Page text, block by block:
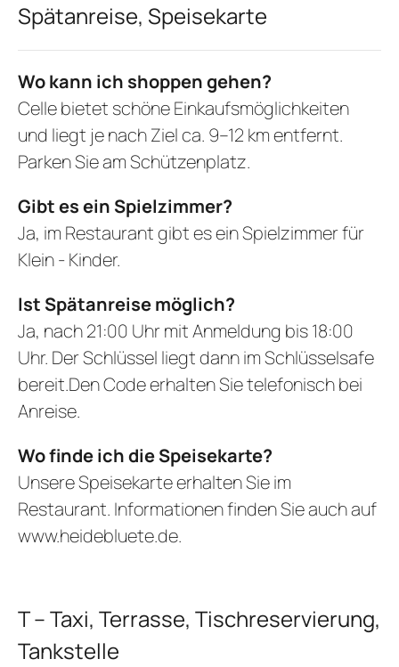
Spätanreise, Speisekarte
Wo kann ich shoppen gehen?
Celle bietet schöne Einkaufsmöglichkeiten
und liegt je nach Ziel ca. 9–12 km entfernt.
Parken Sie am Schützenplatz.
Gibt es ein Spielzimmer?
Ja, im Restaurant gibt es ein Spielzimmer für
Klein - Kinder.
Ist Spätanreise möglich?
Ja, nach 21:00 Uhr mit Anmeldung bis 18:00
Uhr. Der Schlüssel liegt dann im Schlüsselsafe
bereit.Den Code erhalten Sie telefonisch bei
Anreise.
Wo finde ich die Speisekarte?
Unsere Speisekarte erhalten Sie im
Restaurant. Informationen finden Sie auch auf
www.heidebluete.de.
T – Taxi, Terrasse, Tischreservierung,
Tankstelle